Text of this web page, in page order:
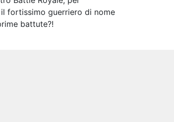
il fortissimo guerriero di nome
battute?!